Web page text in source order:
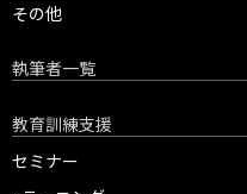
その他
執筆者一覧
教育訓練支援
セミナー